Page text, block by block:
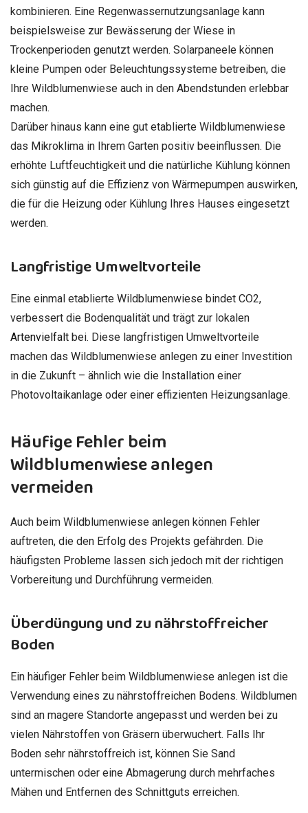
kombinieren. Eine Regenwassernutzungsanlage kann
beispielsweise zur Bewässerung der Wiese in
Trockenperioden genutzt werden. Solarpaneele können
kleine Pumpen oder Beleuchtungssysteme betreiben, die
Ihre Wildblumenwiese auch in den Abendstunden erlebbar
machen.
Darüber hinaus kann eine gut etablierte Wildblumenwiese
das Mikroklima in Ihrem Garten positiv beeinflussen. Die
erhöhte Luftfeuchtigkeit und die natürliche Kühlung können
sich günstig auf die Effizienz von Wärmepumpen auswirken,
die für die Heizung oder Kühlung Ihres Hauses eingesetzt
werden.
Langfristige Umweltvorteile
Eine einmal etablierte Wildblumenwiese bindet CO2,
verbessert die Bodenqualität und trägt zur lokalen
Artenvielfalt bei. Diese langfristigen Umweltvorteile
machen das Wildblumenwiese anlegen zu einer Investition
in die Zukunft – ähnlich wie die Installation einer
Photovoltaikanlage oder einer effizienten Heizungsanlage.
Häufige Fehler beim
Wildblumenwiese anlegen
vermeiden
Auch beim Wildblumenwiese anlegen können Fehler
auftreten, die den Erfolg des Projekts gefährden. Die
häufigsten Probleme lassen sich jedoch mit der richtigen
Vorbereitung und Durchführung vermeiden.
Überdüngung und zu nährstoffreicher
Boden
Ein häufiger Fehler beim Wildblumenwiese anlegen ist die
Verwendung eines zu nährstoffreichen Bodens. Wildblumen
sind an magere Standorte angepasst und werden bei zu
vielen Nährstoffen von Gräsern überwuchert. Falls Ihr
Boden sehr nährstoffreich ist, können Sie Sand
untermischen oder eine Abmagerung durch mehrfaches
Mähen und Entfernen des Schnittguts erreichen.